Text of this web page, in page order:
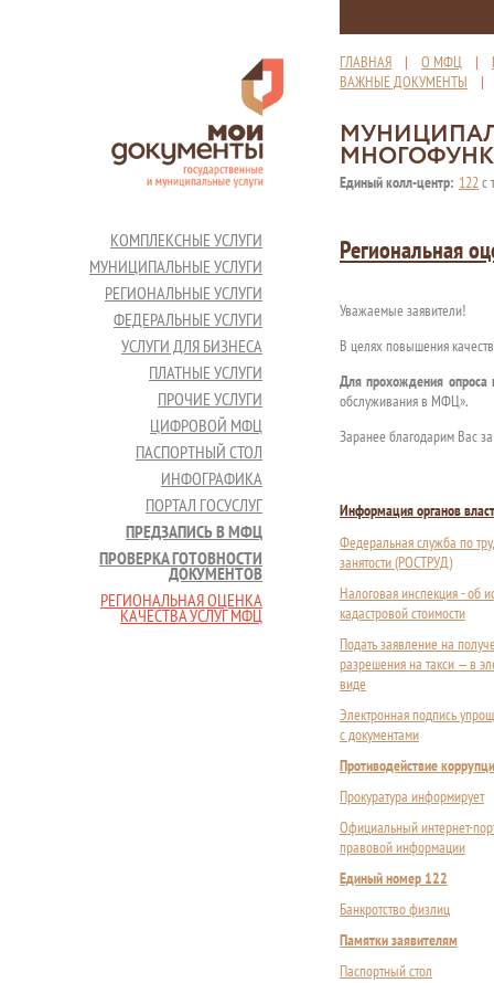
ГЛАВНАЯ | О МФЦ |
ВАЖНЫЕ ДОКУМЕНТЫ
Единый колл-центр: 122с
КОМПЛЕКСНЫЕ УСЛУГИ
МУНИЦИПАЛЬНЫЕ УСЛУГИ
РЕГИОНАЛЬНЫЕ УСЛУГИ
ФЕДЕРАЛЬНЫЕ УСЛУГИ
УСЛУГИ ДЛЯ БИЗНЕСА
ПЛАТНЫЕ УСЛУГИ
ПРОЧИЕ УСЛУГИ
ЦИФРОВОЙ МФЦ
ПАСПОРТНЫЙ СТОЛ
ИНФОГРАФИКА
ПОРТАЛ ГОСУСЛУГ
ПРЕДЗАПИСЬ В МФЦ
ПРОВЕРКА ГОТОВНОСТИ
ДОКУМЕНТОВ
РЕГИОНАЛЬНАЯ ОЦЕНКА
КАЧЕСТВА УСЛУГ МФЦ
Региональная
Уважаемые заявители!
В целях повышения
Для прохождения опроса
обслуживания в МФЦ».
Заранее благодарим Вас за
Информация органов
Федеральная служба по
занятости (РОСТРУД)
Налоговая инспекция - об
кадастровой стоимости
Подать заявление на
разрешения на такси — в
виде
Электронная подпись
с документами
Противодействие
Прокуратура информирует
Официальный интернет-
правовой информации
Единый номер 122
Банкротство физлиц
Памятки заявителям
Паспортный стол